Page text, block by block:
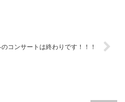
コンサートは終わりです！！！